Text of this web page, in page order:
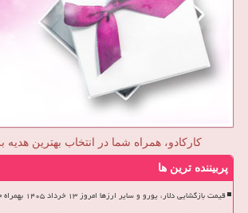
کارکادو، همراه شما در انتخاب بهترین هدیه
پربیننده ترین ها
قیمت بازگشایی دلار، یورو و سایر ارزها امروز ۱۳ خرداد ۱۴۰۵ بهمراه جدول